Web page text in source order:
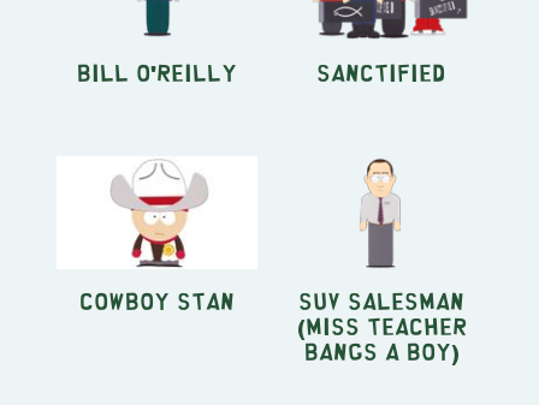
Bill O'Reilly Sanctified
Cowboy Stan SUV Salesman
(Miss Teacher
Bangs a Boy)